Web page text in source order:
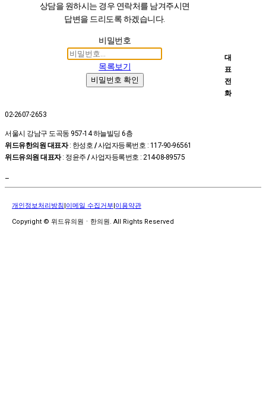
상담을 원하시는 경우 연락처를 남겨주시면
답변을 드리도록 하겠습니다.
비밀번호
목록보기
비밀번호 확인
대
표
전
화
02-2607-2653
서울시 강남구 도곡동 957-14 하늘빌딩 6층
위드유한의원 대표자: 한성호 /사업자등록번호 : 117-90-96561
위드유의원 대표자: 정윤주 /사업자등록번호 : 214-08-89575
–
개인정보처리방침|이메일 수집거부|이용약관
Copyright © 위드유의원ㆍ한의원. All Rights Reserved